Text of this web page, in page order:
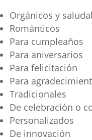
Orgánicos y
Románticos
Para cumpleaños
Para aniversarios
Para felicitación
Para
Tradicionales
De celebración o
Personalizados
De innovación